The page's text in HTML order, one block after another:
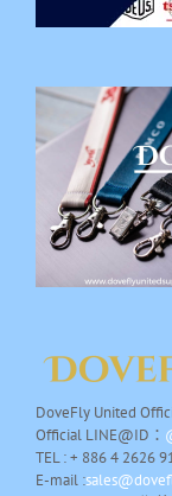
DoveFly United
Official LINE@ID：
TEL : + 886 4 2626
E-mail :